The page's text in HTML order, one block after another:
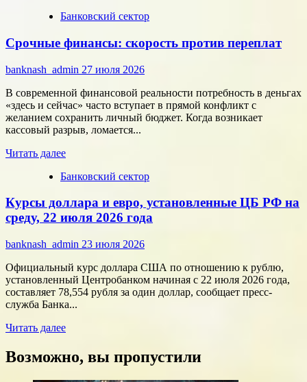
о
за
внимание:
как
удивить
современного
потребителя
с
помощью
технологий
Банковский сектор
Срочные финансы: скорость против переплат
banknash_admin 27 июля 2026
В современной финансовой реальности потребность в деньгах
«здесь и сейчас» часто вступает в прямой конфликт с
желанием сохранить личный бюджет. Когда возникает
кассовый разрыв, ломается...
Читать далееПрочитать
о
финансы:
скорость
против
переплат
Банковский сектор
Курсы доллара и евро, установленные ЦБ РФ на
среду, 22 июля 2026 года
banknash_admin 23 июля 2026
Официальный курс доллара США по отношению к рублю,
установленный Центробанком начиная с 22 июля 2026 года,
составляет 78,554 рубля за один доллар, сообщает пресс-
служба Банка...
Читать далееПрочитать
Курсы
Возможно, вы пропустили